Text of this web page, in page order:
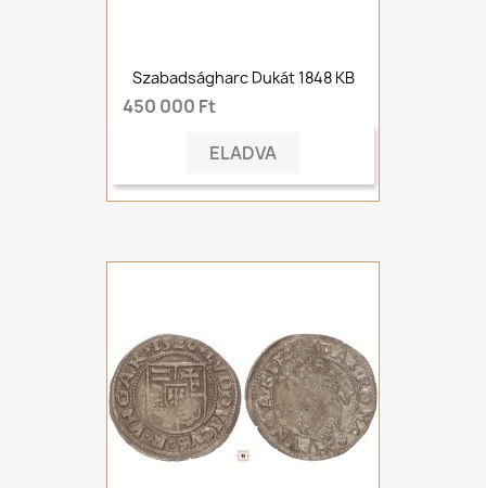
Szabadságharc Dukát 1848 KB
450 000 Ft
ELADVA